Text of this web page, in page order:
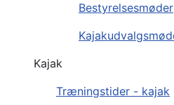
Bestyrelsesmøder
Kajak
Træningstider - kajak